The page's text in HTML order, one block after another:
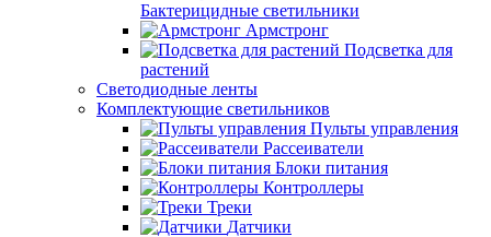
Бактерицидные светильники
Армстронг
Подсветка для
растений
Светодиодные ленты
Комплектующие светильников
Пульты управления
Рассеиватели
Блоки питания
Контроллеры
Треки
Датчики